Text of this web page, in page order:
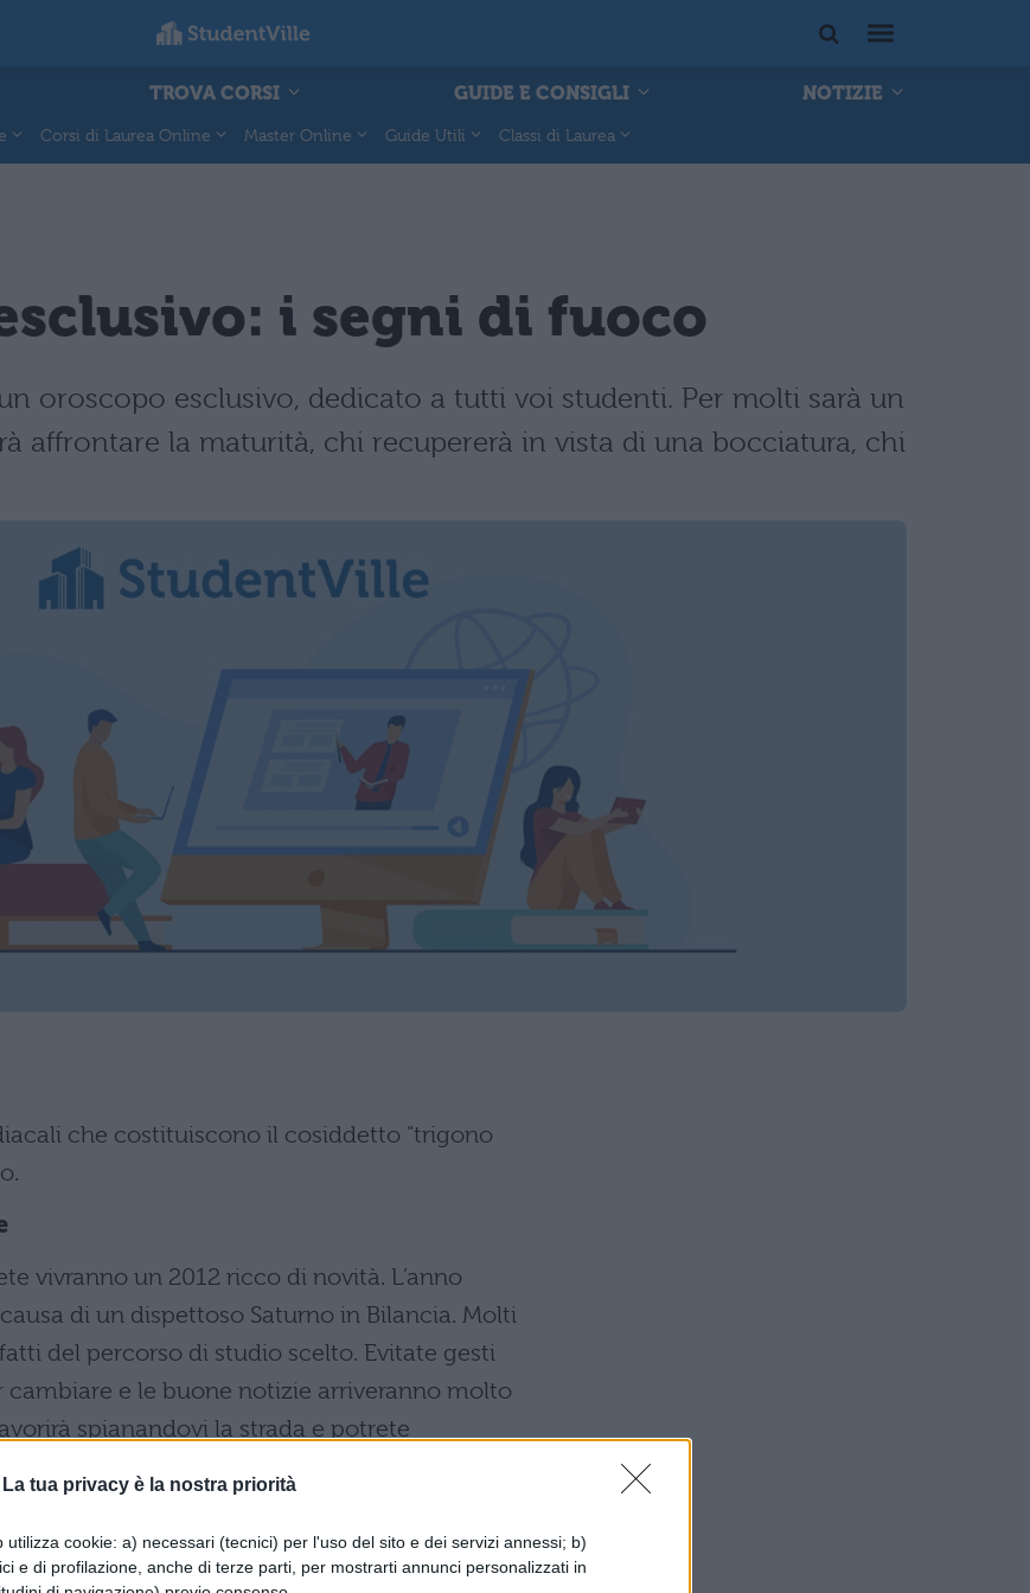
La tua privacy è la nostra priorità
utilizza cookie: a) necessari (tecnici) per l'uso del sito e dei servizi annessi; b)
e di profilazione, anche di terze parti, per mostrarti annunci personalizzati in
TROVA CORSI GUIDE E CONSIGLI
NOTIZIE
Corsi di Laurea Online Master Online Guide Utili Classi di Laurea
i segni di fuoco
oroscopo esclusivo, dedicato a tutti voi studenti. Per molti sarà un
affrontare la maturità, chi recupererà in vista di una bocciatura, chi
che costituiscono il cosiddetto "trigono
vivranno un 2012 ricco di novità. L’anno
di un dispettoso Saturno in Bilancia. Molti
del percorso di studio scelto. Evitate gesti
e le buone notizie arriveranno molto
spianandovi la strada e potrete
sui libri. Sarà un anno molto impegnativo,
vi chiedono di più è perché hanno capito